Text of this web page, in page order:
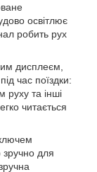
освітлює
робить рух
дисплеєм,
час поїздки:
руху та інші
читається
для